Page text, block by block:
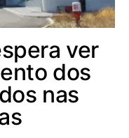
ver
dos
nas